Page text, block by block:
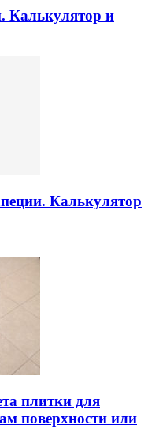
Калькулятор и
Калькулятор
плитки для
поверхности или